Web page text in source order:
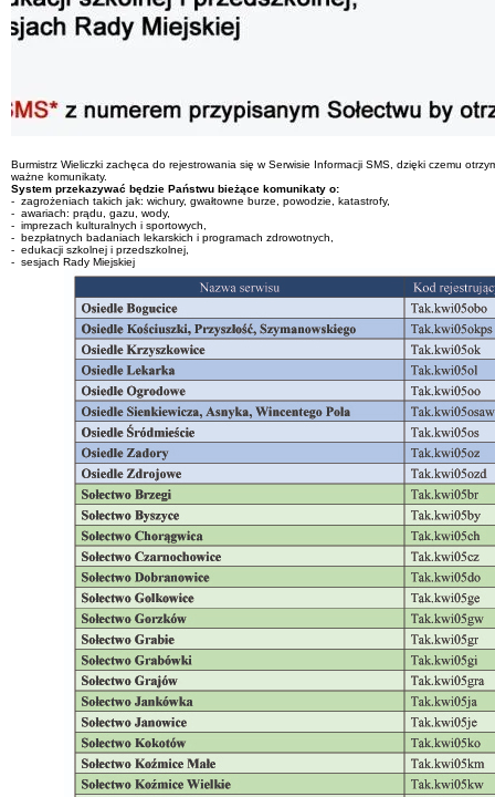
Burmistrz Wieliczki zachęca do rejestrowania się w Serwisie Informacji SMS, dzięki czemu
ważne komunikaty.
System przekazywać będzie Państwu bieżące komunikaty o:
- zagrożeniach takich jak: wichury, gwałtowne burze, powodzie, katastrofy,
- awariach: prądu, gazu, wody,
- imprezach kulturalnych i sportowych,
- bezpłatnych badaniach lekarskich i programach zdrowotnych,
- edukacji szkolnej i przedszkolnej,
- sesjach Rady Miejskiej